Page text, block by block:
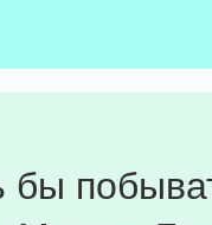
бы